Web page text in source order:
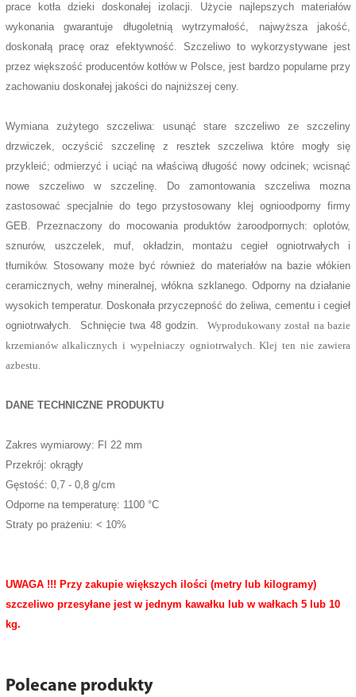
prace kotła dzieki doskonałej izolacji. Użycie najlepszych materiałów
wykonania gwarantuje długoletnią wytrzymałość, najwyższa jakość,
doskonałą pracę oraz efektywność. Szczeliwo to wykorzystywane jest
przez większość producentów kotłów w Polsce, jest bardzo popularne przy
zachowaniu doskonałej jakości do najniższej ceny.
Wymiana zużytego szczeliwa: usunąć stare szczeliwo ze szczeliny
drzwiczek, oczyścić szczelinę z resztek szczeliwa które mogły się
przykleić; odmierzyć i uciąć na właściwą długość nowy odcinek; wcisnąć
nowe szczeliwo w szczelinę. Do zamontowania szczeliwa mozna
zastosować specjalnie do tego przystosowany klej ognioodporny firmy
GEB. Przeznaczony do mocowania produktów żaroodpornych: oplotów,
sznurów, uszczelek, muf, okładzin, montażu cegieł ogniotrwałych i
tłumików. Stosowany może być również do materiałów na bazie włókien
ceramicznych, wełny mineralnej, włókna szklanego. Odporny na działanie
wysokich temperatur. Doskonała przyczepność do żeliwa, cementu i cegieł
ogniotrwałych. Schnięcie twa 48 godzin. Wyprodukowany został na bazie
krzemianów alkalicznych i wypełniaczy ogniotrwałych. Klej ten nie zawiera
azbestu.
DANE TECHNICZNE PRODUKTU
Zakres wymiarowy: FI 22 mm
Przekrój: okrągły
Gęstość: 0,7 - 0,8 g/cm
Odporne na temperaturę: 1100 °C
Straty po prażeniu: < 10%
UWAGA !!! Przy zakupie większych ilości (metry lub kilogramy)
szczeliwo przesyłane jest w jednym kawałku lub w wałkach 5 lub 10
kg.
Polecane produkty